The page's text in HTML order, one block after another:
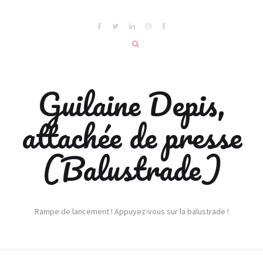
Guilaine Depis,
attachée de presse
(Balustrade)
Rampe de lancement ! Appuyez-vous sur la balustrade !